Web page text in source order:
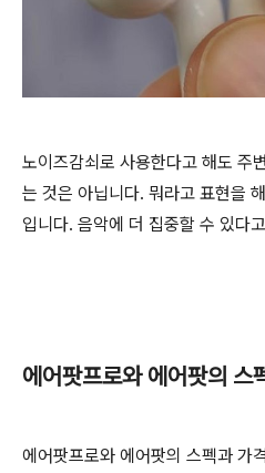
노이즈감쇠로 사용한다고 해도 주
는 것은 아닙니다. 뭐라고 표현을
입니다. 음악에 더 집중할 수 있다
에어팟프로와 에어팟의 스
에어팟프로와 에어팟의 스펙과 가